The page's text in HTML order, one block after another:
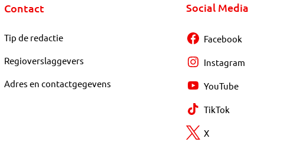
Contact
Tip de redactie
Regioverslaggevers
Adres en contactgegevens
Social Media
Facebook
Instagram
YouTube
TikTok
X